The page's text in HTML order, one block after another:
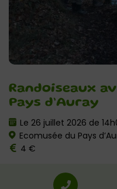
Randoiseaux
Pays d’Auray
Le 26 juillet 2026 de
Ecomusée du Pays
4 €